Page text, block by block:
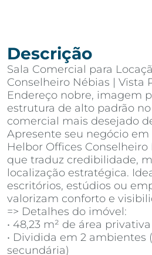
Descrição
Sala Comercial para
Conselheiro Nébias | Vista
Endereço nobre, imagem
estrutura de alto padrão
comercial mais desejado
Apresente seu negócio
Helbor Offices
que traduz credibilidade,
localização estratégica.
escritórios, estúdios ou
valorizam conforto e
=> Detalhes do imóvel:
• 48,23 m² de área privativa
• Dividida em 2 ambientes
secundária)